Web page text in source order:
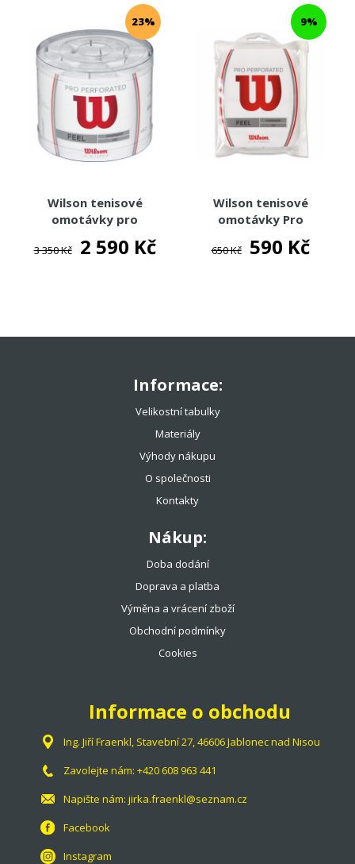
23%
Wilson tenisové
omotávky pro
overgrip perforated
60
3 350 Kč 2 590 Kč
9%
Wilson tenisové
omotávky Pro
Overgrip Perforated
12
650 Kč 590 Kč
Informace:
Velikostní tabulky
Materiály
Výhody nákupu
O společnosti
Kontakty
Nákup:
Doba dodání
Doprava a platba
Výměna a vrácení zboží
Obchodní podmínky
Cookies
Informace o obchodu
Ing. Jiří Fraenkl, Stavební 27, 46606 Jablonec nad Nisou
Zavolejte nám: +420 608 963 441
Napište nám: jirka.fraenkl@seznam.cz
Facebook
Instagram